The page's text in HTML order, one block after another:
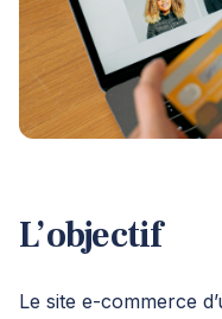
L’objectif
Le site e-commerce